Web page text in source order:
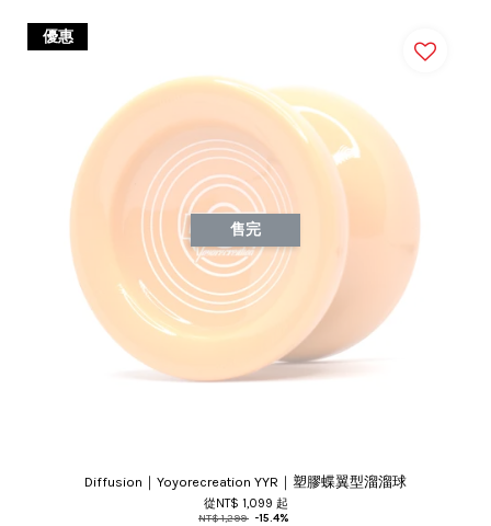
優惠
售完
Diffusion｜Yoyorecreation YYR｜塑膠蝶翼型溜溜球
從NT$ 1,099 起
NT$ 1,299 -15.4%